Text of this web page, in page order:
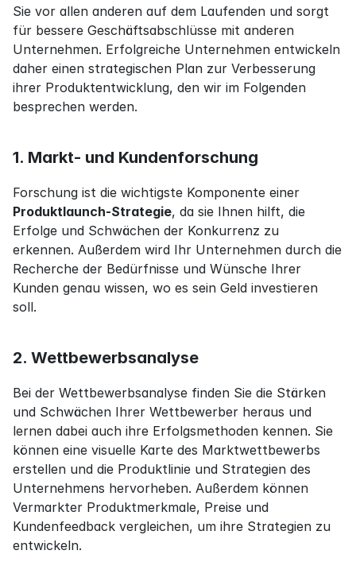
Sie vor allen anderen auf dem Laufenden und sorgt
für bessere Geschäftsabschlüsse mit anderen
Unternehmen. Erfolgreiche Unternehmen entwickeln
daher einen strategischen Plan zur Verbesserung
ihrer Produktentwicklung, den wir im Folgenden
besprechen werden.
1. Markt- und Kundenforschung
Produktlaunch-Strategie, da sie Ihnen hilft, die
Erfolge und Schwächen der Konkurrenz zu
erkennen. Außerdem wird Ihr Unternehmen durch die
Recherche der Bedürfnisse und Wünsche Ihrer
Kunden genau wissen, wo es sein Geld investieren
soll.
2. Wettbewerbsanalyse
Bei der Wettbewerbsanalyse finden Sie die Stärken
und Schwächen Ihrer Wettbewerber heraus und
lernen dabei auch ihre Erfolgsmethoden kennen. Sie
können eine visuelle Karte des Marktwettbewerbs
erstellen und die Produktlinie und Strategien des
Unternehmens hervorheben. Außerdem können
Vermarkter Produktmerkmale, Preise und
Kundenfeedback vergleichen, um ihre Strategien zu
entwickeln.